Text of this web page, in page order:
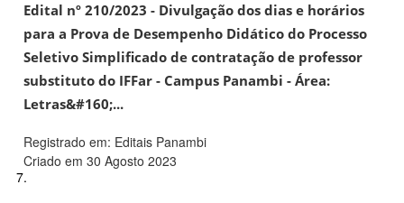
Edital nº 210/2023 - Divulgação dos dias e horários
para a Prova de Desempenho Didático do Processo
Seletivo Simplificado de contratação de professor
substituto do IFFar - Campus Panambi - Área:
Letras&#160;...
Registrado em: Editais Panambi
Criado em 30 Agosto 2023
7.